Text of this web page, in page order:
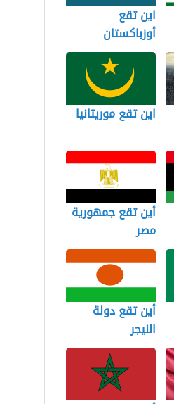
اين تقع
أوزباكستان
اين تقع موريتانيا
أين تقع جمهورية
مصر
أين تقع دولة
النيجر